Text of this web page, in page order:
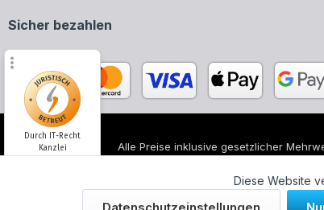
Sicher bezahlen
Alle Preise inklusive gesetzlicher
Diese Website
Durch IT-Recht
Kanzlei